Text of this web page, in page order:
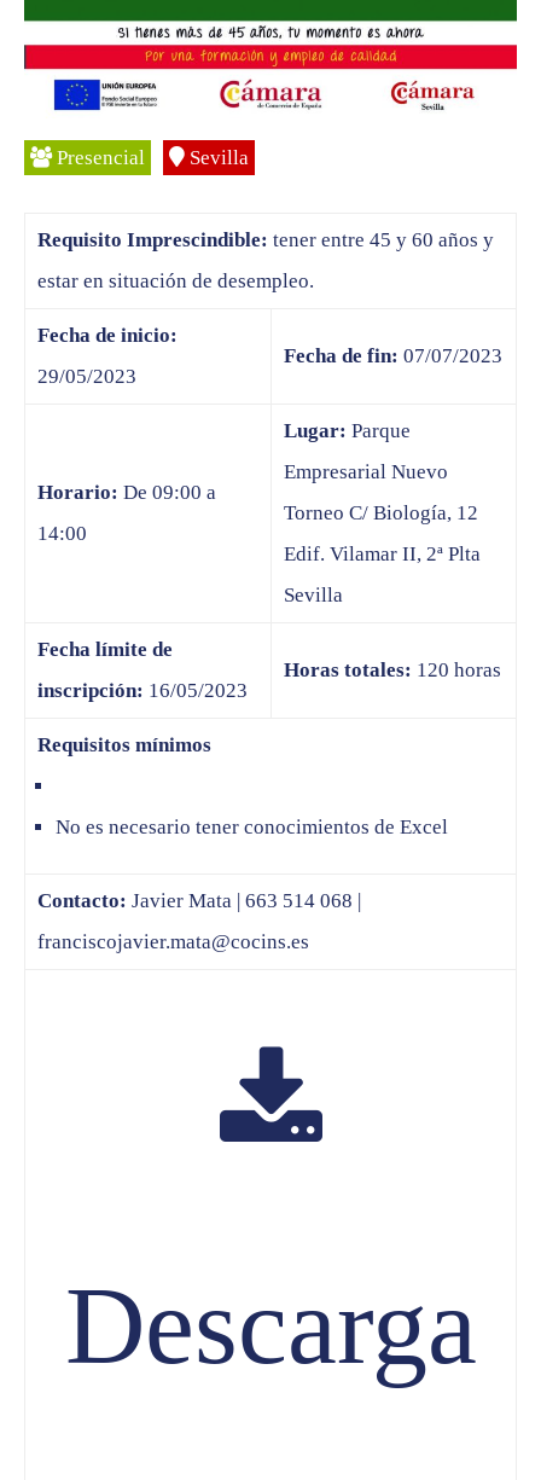
Presencial Sevilla
Requisito Imprescindible: tener entre 45 y 60 años y
estar en situación de desempleo.
Fecha de inicio:
29/05/2023
Fecha de fin: 07/07/2023
Horario: De 09:00 a
14:00
Lugar: Parque
Empresarial Nuevo
Torneo C/ Biología, 12
Edif. Vilamar II, 2ª Plta
Sevilla
Fecha límite de
inscripción: 16/05/2023
Horas totales: 120 horas
Requisitos mínimos
No es necesario tener conocimientos de Excel
Contacto: Javier Mata | 663 514 068 |
franciscojavier.mata@cocins.es
Descarga